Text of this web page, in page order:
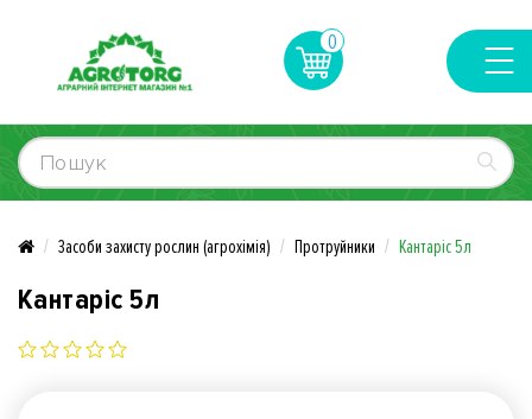
0
Засоби захисту рослин (агрохімія) Протруйники Кантаріс 5л
Кантаріс 5л